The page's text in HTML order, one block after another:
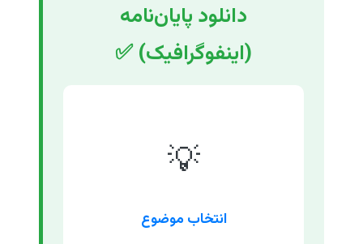
دانلود پایان‌نامه
(اینفوگرافیک) ✅
💡
انتخاب موضوع